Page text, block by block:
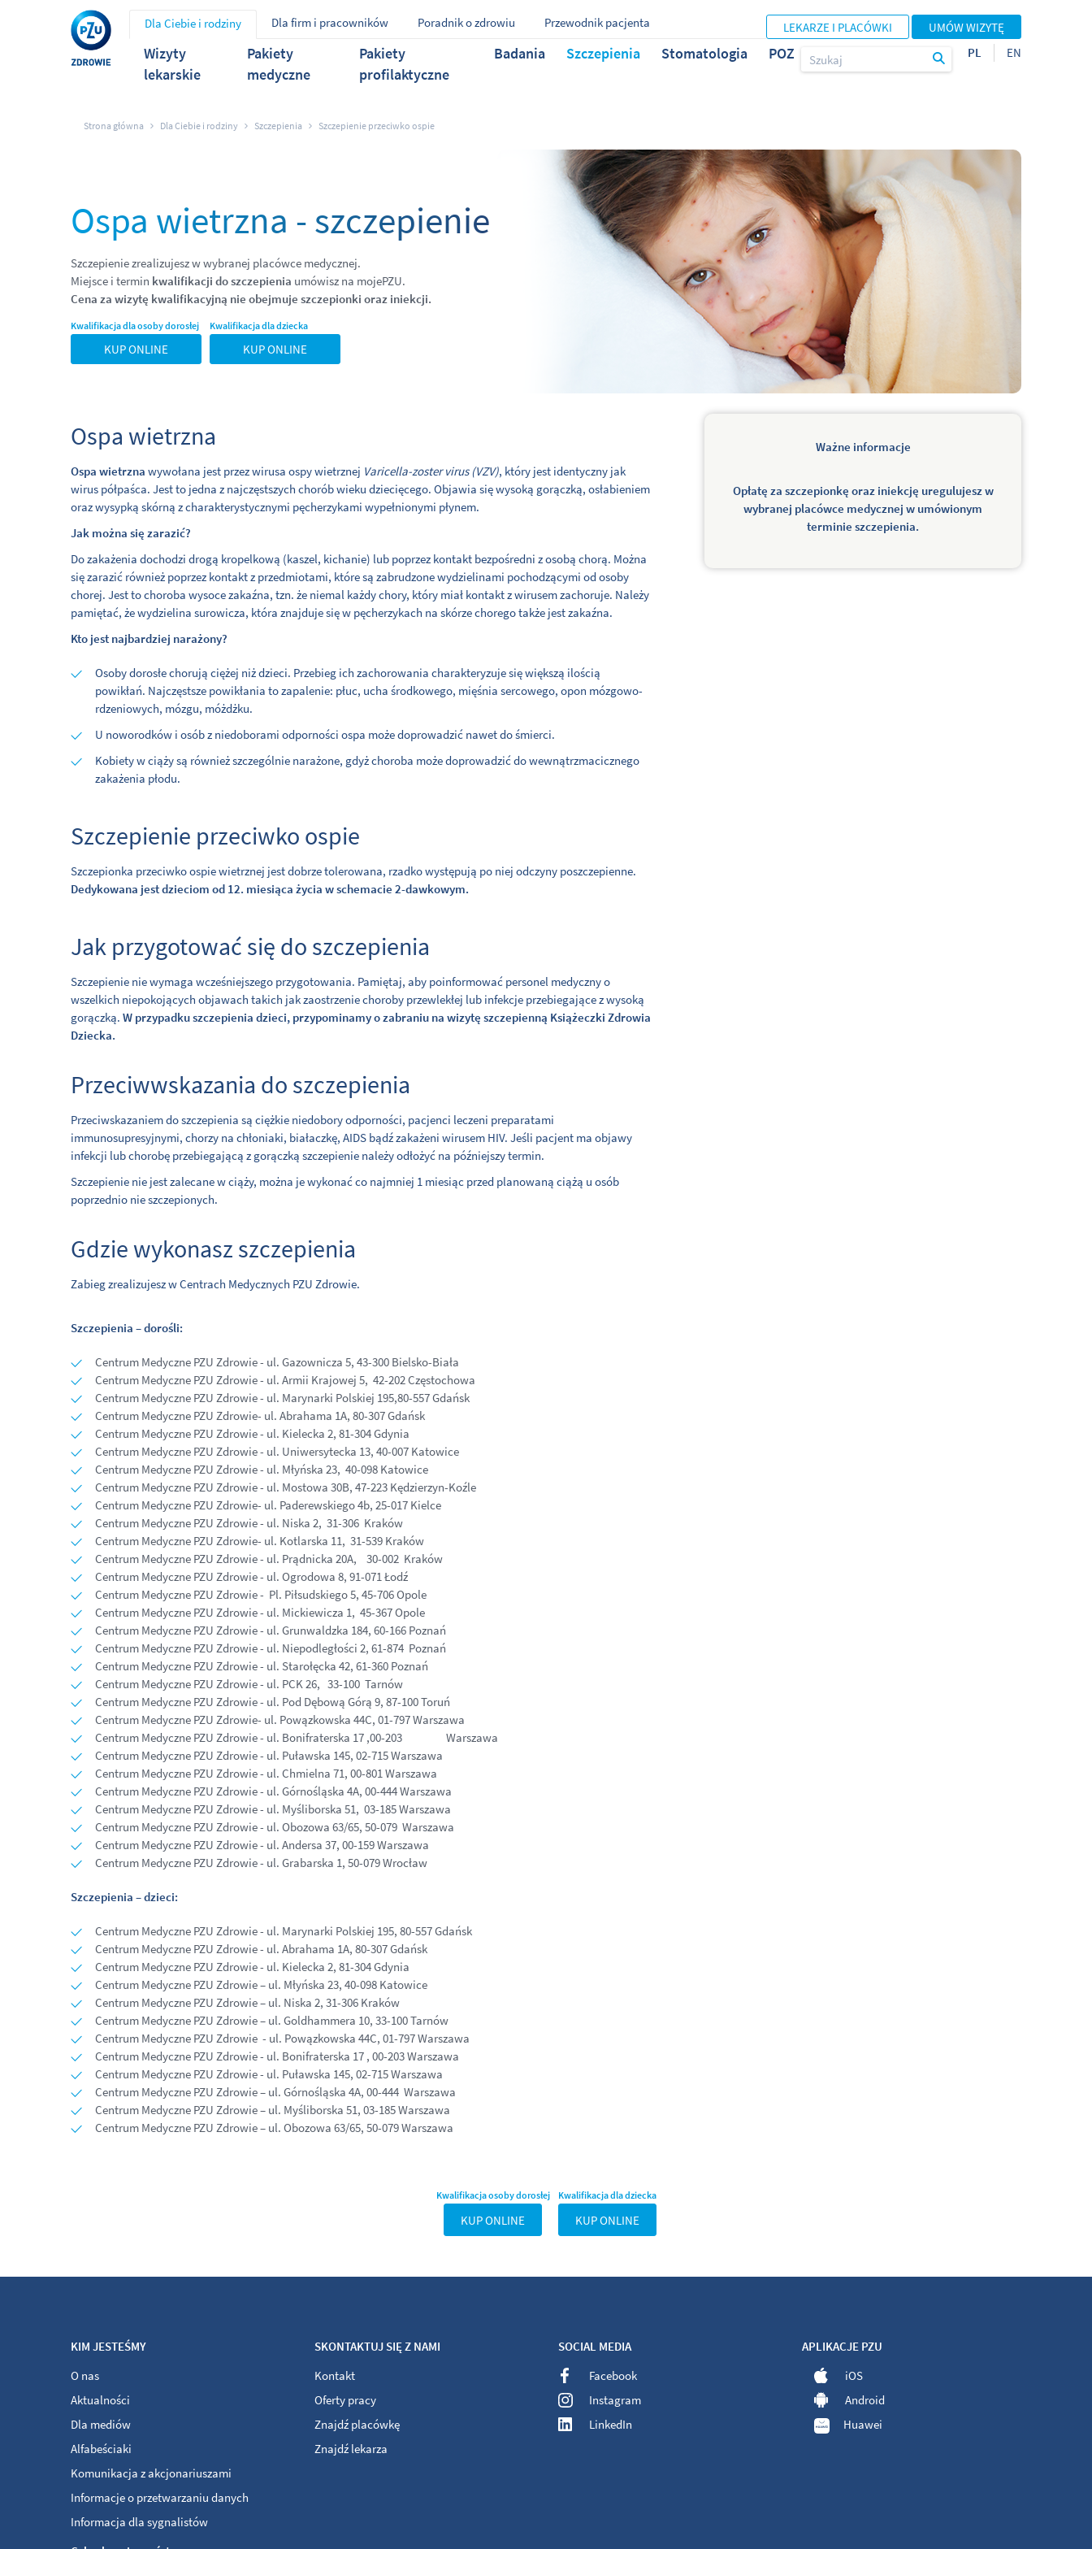
Dla Ciebie i rodziny Dla firm i pracowników Poradnik o zdrowiu Przewodnik pacjenta LEKARZE I PLACÓWKI UMÓW WIZYTĘ
Wizyty
lekarskie
Pakiety
medyczne
Pakiety
profilaktyczne
Badania Szczepienia Stomatologia POZ PL EN
Strona główna Dla Ciebie i rodziny Szczepienia Szczepienie przeciwko ospie
Ospa wietrzna - szczepienie
Szczepienie zrealizujesz w wybranej placówce medycznej.
Miejsce i termin kwalifikacji do szczepienia umówisz na mojePZU.
Cena za wizytę kwalifikacyjną nie obejmuje szczepionki oraz iniekcji.
Kwalifikacja dla osoby dorosłej
KUP ONLINE
Kwalifikacja dla dziecka
KUP ONLINE
Ospa wietrzna
Ospa wietrzna wywołana jest przez wirusa ospy wietrznej Varicella-zoster virus (VZV), który jest identyczny jak
wirus półpaśca. Jest to jedna z najczęstszych chorób wieku dziecięcego. Objawia się wysoką gorączką, osłabieniem
oraz wysypką skórną z charakterystycznymi pęcherzykami wypełnionymi płynem.
Jak można się zarazić?
Do zakażenia dochodzi drogą kropelkową (kaszel, kichanie) lub poprzez kontakt bezpośredni z osobą chorą. Można
się zarazić również poprzez kontakt z przedmiotami, które są zabrudzone wydzielinami pochodzącymi od osoby
chorej. Jest to choroba wysoce zakaźna, tzn. że niemal każdy chory, który miał kontakt z wirusem zachoruje. Należy
pamiętać, że wydzielina surowicza, która znajduje się w pęcherzykach na skórze chorego także jest zakaźna.
Kto jest najbardziej narażony?
Osoby dorosłe chorują ciężej niż dzieci. Przebieg ich zachorowania charakteryzuje się większą ilością
powikłań. Najczęstsze powikłania to zapalenie: płuc, ucha środkowego, mięśnia sercowego, opon mózgowo-
rdzeniowych, mózgu, móżdżku.
U noworodków i osób z niedoborami odporności ospa może doprowadzić nawet do śmierci.
Kobiety w ciąży są również szczególnie narażone, gdyż choroba może doprowadzić do wewnątrzmacicznego
zakażenia płodu.
Szczepienie przeciwko ospie
Szczepionka przeciwko ospie wietrznej jest dobrze tolerowana, rzadko występują po niej odczyny poszczepienne.
Dedykowana jest dzieciom od 12. miesiąca życia w schemacie 2-dawkowym.
Jak przygotować się do szczepienia
Szczepienie nie wymaga wcześniejszego przygotowania. Pamiętaj, aby poinformować personel medyczny o
wszelkich niepokojących objawach takich jak zaostrzenie choroby przewlekłej lub infekcje przebiegające z wysoką
gorączką. W przypadku szczepienia dzieci, przypominamy o zabraniu na wizytę szczepienną Książeczki Zdrowia
Dziecka.
Przeciwwskazania do szczepienia
Przeciwskazaniem do szczepienia są ciężkie niedobory odporności, pacjenci leczeni preparatami
immunosupresyjnymi, chorzy na chłoniaki, białaczkę, AIDS bądź zakażeni wirusem HIV. Jeśli pacjent ma objawy
infekcji lub chorobę przebiegającą z gorączką szczepienie należy odłożyć na późniejszy termin.
Szczepienie nie jest zalecane w ciąży, można je wykonać co najmniej 1 miesiąc przed planowaną ciążą u osób
poprzednio nie szczepionych.
Gdzie wykonasz szczepienia
Zabieg zrealizujesz w Centrach Medycznych PZU Zdrowie.
Szczepienia – dorośli:
Centrum Medyczne PZU Zdrowie - ul. Gazownicza 5, 43-300 Bielsko-Biała
Centrum Medyczne PZU Zdrowie - ul. Armii Krajowej 5, 42-202 Częstochowa
Centrum Medyczne PZU Zdrowie - ul. Marynarki Polskiej 195,80-557 Gdańsk
Centrum Medyczne PZU Zdrowie- ul. Abrahama 1A, 80-307 Gdańsk
Centrum Medyczne PZU Zdrowie - ul. Kielecka 2, 81-304 Gdynia
Centrum Medyczne PZU Zdrowie - ul. Uniwersytecka 13, 40-007 Katowice
Centrum Medyczne PZU Zdrowie - ul. Młyńska 23, 40-098 Katowice
Centrum Medyczne PZU Zdrowie - ul. Mostowa 30B, 47-223 Kędzierzyn-Koźle
Centrum Medyczne PZU Zdrowie- ul. Paderewskiego 4b, 25-017 Kielce
Centrum Medyczne PZU Zdrowie - ul. Niska 2, 31-306 Kraków
Centrum Medyczne PZU Zdrowie- ul. Kotlarska 11, 31-539 Kraków
Centrum Medyczne PZU Zdrowie - ul. Prądnicka 20A, 30-002 Kraków
Centrum Medyczne PZU Zdrowie - ul. Ogrodowa 8, 91-071 Łodź
Centrum Medyczne PZU Zdrowie - Pl. Piłsudskiego 5, 45-706 Opole
Centrum Medyczne PZU Zdrowie - ul. Mickiewicza 1, 45-367 Opole
Centrum Medyczne PZU Zdrowie - ul. Grunwaldzka 184, 60-166 Poznań
Centrum Medyczne PZU Zdrowie - ul. Niepodległości 2, 61-874 Poznań
Centrum Medyczne PZU Zdrowie - ul. Starołęcka 42, 61-360 Poznań
Centrum Medyczne PZU Zdrowie - ul. PCK 26, 33-100 Tarnów
Centrum Medyczne PZU Zdrowie - ul. Pod Dębową Górą 9, 87-100 Toruń
Centrum Medyczne PZU Zdrowie- ul. Powązkowska 44C, 01-797 Warszawa
Centrum Medyczne PZU Zdrowie - ul. Bonifraterska 17 ,00-203 Warszawa
Centrum Medyczne PZU Zdrowie - ul. Puławska 145, 02-715 Warszawa
Centrum Medyczne PZU Zdrowie - ul. Chmielna 71, 00-801 Warszawa
Centrum Medyczne PZU Zdrowie - ul. Górnośląska 4A, 00-444 Warszawa
Centrum Medyczne PZU Zdrowie - ul. Myśliborska 51, 03-185 Warszawa
Centrum Medyczne PZU Zdrowie - ul. Obozowa 63/65, 50-079 Warszawa
Centrum Medyczne PZU Zdrowie - ul. Andersa 37, 00-159 Warszawa
Centrum Medyczne PZU Zdrowie - ul. Grabarska 1, 50-079 Wrocław
Szczepienia – dzieci:
Centrum Medyczne PZU Zdrowie - ul. Marynarki Polskiej 195, 80-557 Gdańsk
Centrum Medyczne PZU Zdrowie - ul. Abrahama 1A, 80-307 Gdańsk
Centrum Medyczne PZU Zdrowie - ul. Kielecka 2, 81-304 Gdynia
Centrum Medyczne PZU Zdrowie – ul. Młyńska 23, 40-098 Katowice
Centrum Medyczne PZU Zdrowie – ul. Niska 2, 31-306 Kraków
Centrum Medyczne PZU Zdrowie – ul. Goldhammera 10, 33-100 Tarnów
Centrum Medyczne PZU Zdrowie - ul. Powązkowska 44C, 01-797 Warszawa
Centrum Medyczne PZU Zdrowie - ul. Bonifraterska 17 , 00-203 Warszawa
Centrum Medyczne PZU Zdrowie - ul. Puławska 145, 02-715 Warszawa
Centrum Medyczne PZU Zdrowie – ul. Górnośląska 4A, 00-444 Warszawa
Centrum Medyczne PZU Zdrowie – ul. Myśliborska 51, 03-185 Warszawa
Centrum Medyczne PZU Zdrowie – ul. Obozowa 63/65, 50-079 Warszawa
Ważne informacje
Opłatę za szczepionkę oraz iniekcję uregulujesz w
wybranej placówce medycznej w umówionym
terminie szczepienia.
Kwalifikacja osoby dorosłej
KUP ONLINE
Kwalifikacja dla dziecka
KUP ONLINE
KIM JESTEŚMY
O nas
Aktualności
Dla mediów
Alfabeściaki
Komunikacja z akcjonariuszami
Informacje o przetwarzaniu danych
Informacja dla sygnalistów
SKONTAKTUJ SIĘ Z NAMI
Kontakt
Oferty pracy
Znajdź placówkę
Znajdź lekarza
SOCIAL MEDIA
Facebook
Instagram
LinkedIn
APLIKACJE PZU
iOS
Android
Huawei